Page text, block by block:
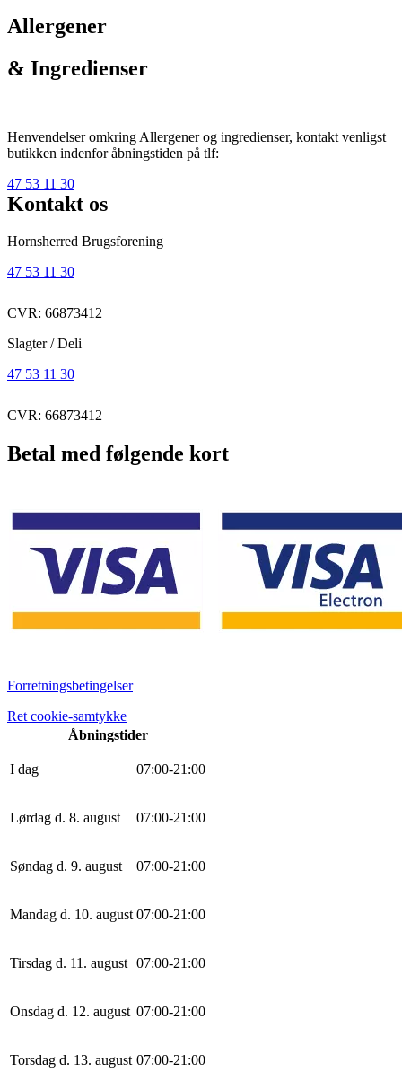
Allergener
& Ingredienser
Henvendelser omkring Allergener og ingredienser, kontakt venligst
butikken indenfor åbningstiden på tlf:
47 53 11 30
Kontakt os
Hornsherred Brugsforening
47 53 11 30
CVR: 66873412
Slagter / Deli
47 53 11 30
CVR: 66873412
Betal med følgende kort
Forretningsbetingelser
Ret cookie-samtykke
Åbningstider
I dag 07:00-21 :00
Lørdag d. 8. august 07:00-21 :00
Søndag d. 9. august 07:00-21 :00
Mandag d. 10. august 07:00-21 :00
Tirsdag d. 11. august 07:00-21 :00
Onsdag d. 12. august 07:00-21 :00
Torsdag d. 13. august 07:00-21 :00